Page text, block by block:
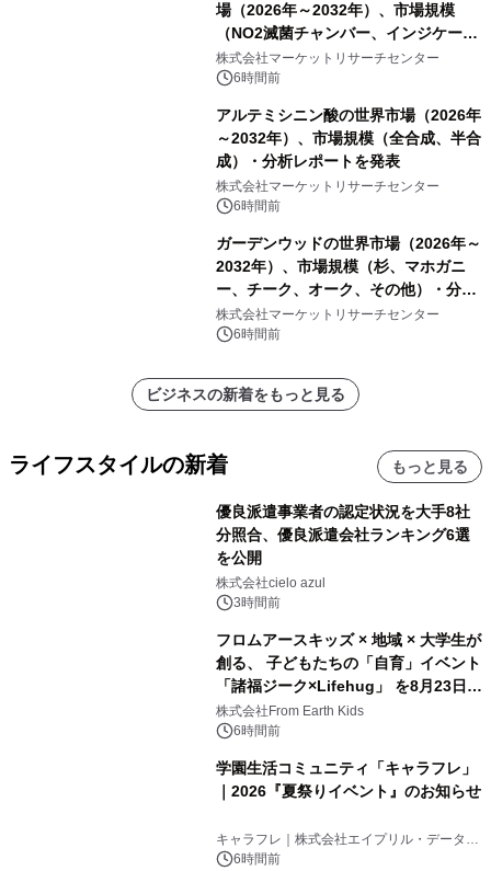
場（2026年～2032年）、市場規模
（NO2滅菌チャンバー、インジケータ
ーおよびモニタリングシステム、その
他）・分析レポートを発表
株式会社マーケットリサーチセンター
6時間前
アルテミシニン酸の世界市場（2026年
～2032年）、市場規模（全合成、半合
成）・分析レポートを発表
株式会社マーケットリサーチセンター
6時間前
ガーデンウッドの世界市場（2026年～
2032年）、市場規模（杉、マホガニ
ー、チーク、オーク、その他）・分析
レポートを発表
株式会社マーケットリサーチセンター
6時間前
ビジネスの新着をもっと見る
ライフスタイルの新着 もっと見る
優良派遣事業者の認定状況を大手8社
分照合、優良派遣会社ランキング6選
を公開
株式会社cielo azul
3時間前
フロムアースキッズ × 地域 × 大学生が
創る、 子どもたちの「自育」イベント
「諸福ジーク×Lifehug」 を8月23日
(日)開催
株式会社From Earth Kids
6時間前
学園生活コミュニティ「キャラフレ」
｜2026『夏祭りイベント』のお知らせ
キャラフレ｜株式会社エイプリル・データ・
デザインズ
6時間前